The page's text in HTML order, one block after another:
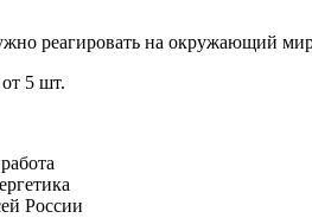
реагировать на окружающий
5 шт.
России